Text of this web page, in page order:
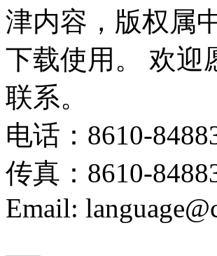
津内容，版权属
下载使用。 欢迎
联系。
电话：8610-
传真：8610-
Email: